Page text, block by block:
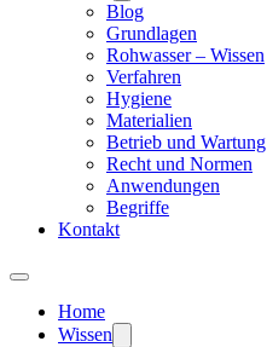
Blog
Grundlagen
Rohwasser – Wissen
Verfahren
Hygiene
Materialien
Betrieb und Wartung
Recht und Normen
Anwendungen
Begriffe
Kontakt
Home
Wissen